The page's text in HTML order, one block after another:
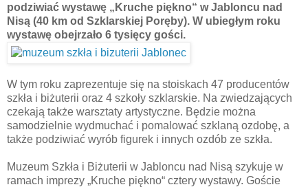
podziwiać wystawę „Kruche piękno“ w Jabloncu nad
Nisą (40 km od Szklarskiej Poręby). W ubiegłym roku
wystawę obejrzało 6 tysięcy gości.
W tym roku zaprezentuje się na stoiskach 47 producentów
szkła i biżuterii oraz 4 szkoły szklarskie. Na zwiedzających
czekają także warsztaty artystyczne. Będzie można
samodzielnie wydmuchać i pomalować szklaną ozdobę, a
także podziwiać wyrób figurek i innych ozdób ze szkła.
Muzeum Szkła i Biżuterii w Jabloncu nad Nisą szykuje w
ramach imprezy „Kruche piękno“ cztery wystawy. Goście